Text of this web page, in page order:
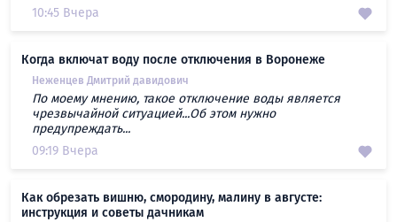
10:45 Вчера
Когда включат воду после отключения в Воронеже
Неженцев Дмитрий давидович
По моему мнению, такое отключение воды является
чрезвычайной ситуацией...Об этом нужно
предупреждать...
09:19 Вчера
Как обрезать вишню, смородину, малину в августе:
инструкция и советы дачникам